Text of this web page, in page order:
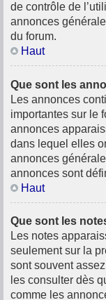
de contrôle de
annonces
du forum.
Haut
Que sont les
Les annonces
importantes sur le
annonces
dans lequel elles
annonces
annonces sont
Haut
Que sont les
Les notes
seulement sur la
sont souvent
les consulter dès
comme les